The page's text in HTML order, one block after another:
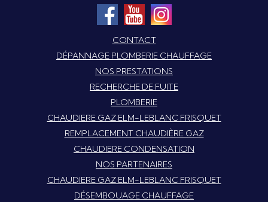
CONTACT
DÉPANNAGE PLOMBERIE CHAUFFAGE
NOS PRESTATIONS
RECHERCHE DE FUITE
PLOMBERIE
CHAUDIERE GAZ ELM-LEBLANC FRISQUET
REMPLACEMENT CHAUDIÈRE GAZ
CHAUDIERE CONDENSATION
NOS PARTENAIRES
CHAUDIERE GAZ ELM-LEBLANC FRISQUET
DÉSEMBOUAGE CHAUFFAGE